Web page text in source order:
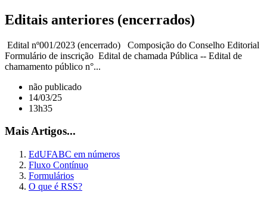
Editais anteriores (encerrados)
Edital nº001/2023 (encerrado) Composição do Conselho Editorial
Formulário de inscrição Edital de chamada Pública -- Edital de
chamamento público n°...
não publicado
14/03/25
13h35
Mais Artigos...
EdUFABC em números
Fluxo Contínuo
Formulários
O que é RSS?